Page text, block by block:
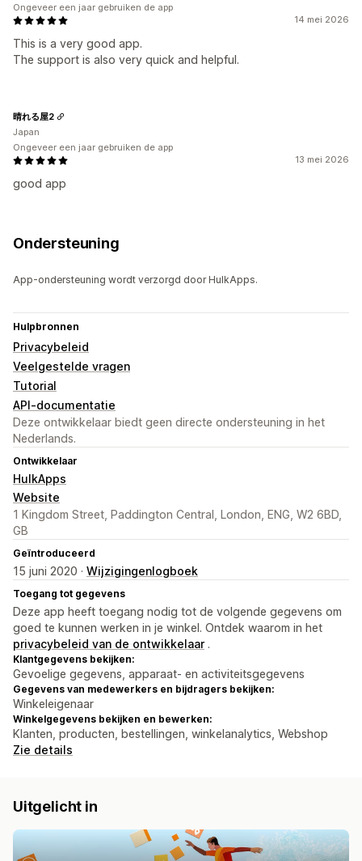
14 mei 2026
This is a very good app.
The support is also very quick and helpful.
Ongeveer een jaar gebruiken de app
13 mei 2026
good app
晴れる屋2
Japan
Ongeveer een jaar gebruiken de app
Ondersteuning
App-ondersteuning wordt verzorgd door HulkApps.
Hulpbronnen
Privacybeleid
Veelgestelde vragen
Tutorial
API-documentatie
Deze ontwikkelaar biedt geen directe ondersteuning in het
Nederlands.
Ontwikkelaar
HulkApps
Website
1 Kingdom Street, Paddington Central, London, ENG, W2 6BD,
GB
Geïntroduceerd
15 juni 2020 · Wijzigingenlogboek
Toegang tot gegevens
Deze app heeft toegang nodig tot de volgende gegevens om
goed te kunnen werken in je winkel. Ontdek waarom in het
privacybeleid van de ontwikkelaar .
Klantgegevens bekijken:
Gevoelige gegevens, apparaat- en activiteitsgegevens
Gegevens van medewerkers en bijdragers bekijken:
Winkeleigenaar
Winkelgegevens bekijken en bewerken:
Klanten, producten, bestellingen, winkelanalytics, Webshop
Zie details
Uitgelicht in